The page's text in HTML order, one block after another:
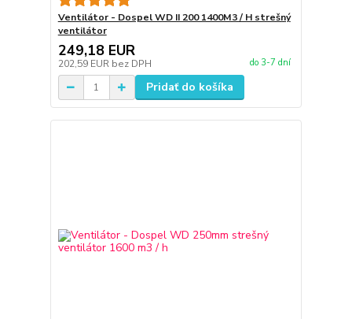
Ventilátor - Dospel WD II 200 1400M3 / H strešný
ventilátor
249,18 EUR
202,59 EUR bez DPH do 3-7 dní
Pridať do košíka